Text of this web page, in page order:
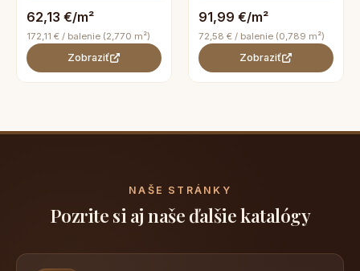
62,13 €/m²
172,11 € / balenie (2,770 m²)
Zobraziť
91,99 €/m²
72,58 € / balenie (0,789 m²)
Zobraziť
NAŠE STRÁNKY
Pozrite si aj naše ďalšie katalógy